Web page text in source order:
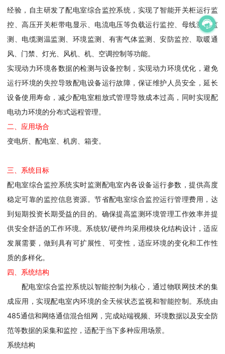
经验，自主研发了配电室综合监控系统，实现了智能开关柜运行监
控、高压开关柜带电显示、电流电压等负载运行监控、母线测温监
测、电缆测温监测、环境监测、有害气体监测、安防监控、取暖通
风、门禁、灯光、风机、机、空调控制等功能。
实现动力环境各数据的检测与设备控制，实现动力环境优化，避免
运行环境的失控导致配电设备运行故障，保证维护人员安全，延长
设备使用寿命，减少配电室粗放式管理导致成本过高，同时实现配
电动力环境的分布式远程管理。
二、应用场合
变电所、配电室、机房、箱变。
三、系统目标
配电室综合监控系统实时监测配电室内各设备运行参数，提供高度
稳定可靠的监控信息资源。节省配电室综合监控运行管理费用，达
到短期投资长期受益的目的。确保提高监测环境管理工作效率并提
供安全舒适的工作环境。系统软/硬件均采用模块化结构设计，适应
发展需要，做到具有可扩展性、可变性，适应环境的变化和工作性
质的多样化。
四、系统结构
配电室综合监控系统以智能控制为核心，通过物联网技术的集
成应用，实现配电室内环境的全天候状态监视和智能控制。系统由
485通信和网络通信混合组网，完成站端视频、环境数据以及安全防
范等数据的采集和监控，适配于当下多种应用场景。
系统结构